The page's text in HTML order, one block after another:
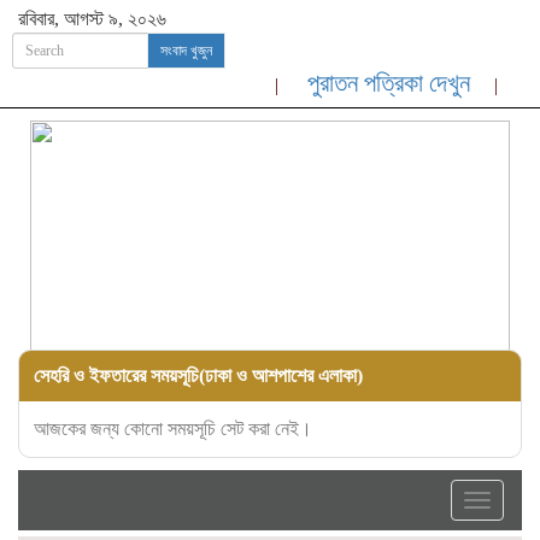
রবিবার, আগস্ট ৯, ২০২৬
সংবাদ খুজুন
পুরাতন পত্রিকা দেখুন
সেহরি ও ইফতারের সময়সূচি(ঢাকা ও আশপাশের এলাকা)
আজকের জন্য কোনো সময়সূচি সেট করা নেই।
Toggle